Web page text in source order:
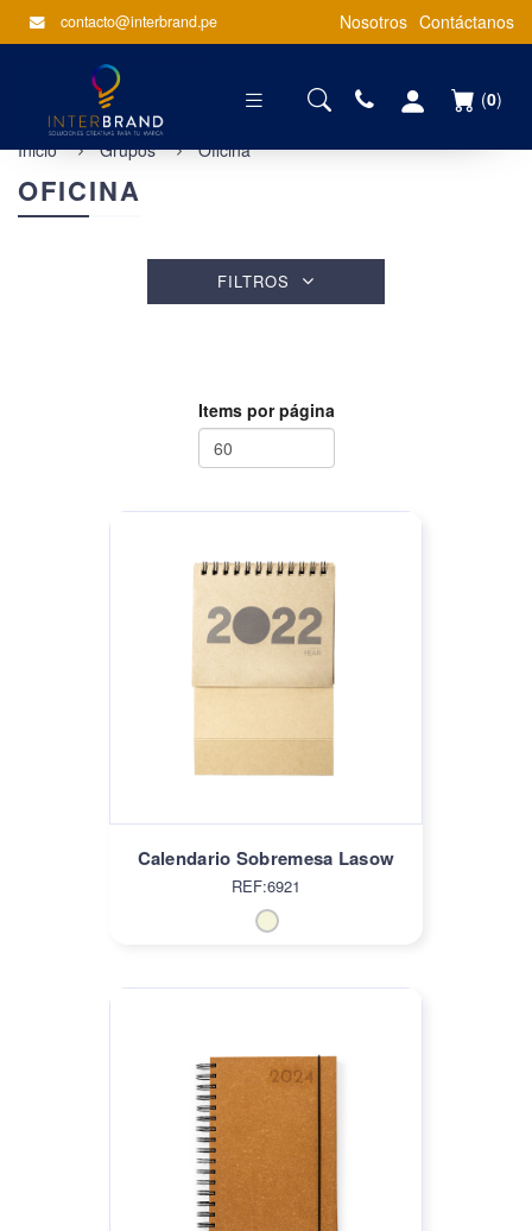
contacto@interbrand.pe Nosotros Contáctanos
(0)
Inicio Grupos Oficina
OFICINA
FILTROS
Items por página
Calendario Sobremesa Lasow
REF:6921